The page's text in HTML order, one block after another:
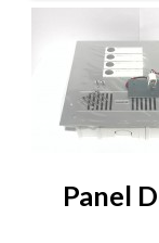
Panel